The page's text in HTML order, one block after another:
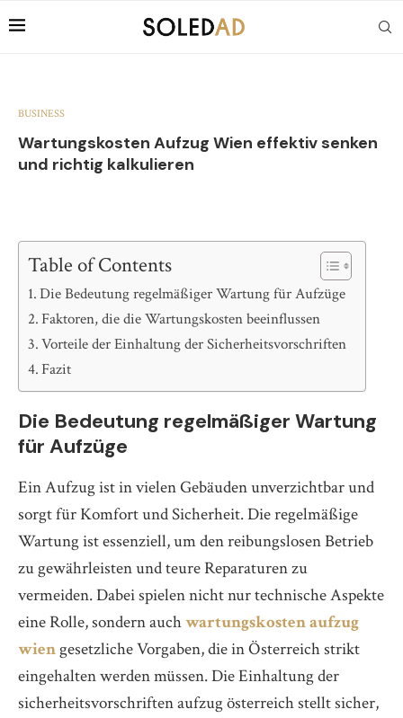
BUSINESS
Wartungskosten Aufzug Wien effektiv senken
und richtig kalkulieren
Table of Contents
Die Bedeutung regelmäßiger Wartung für Aufzüge
Faktoren, die die Wartungskosten beeinflussen
Vorteile der Einhaltung der Sicherheitsvorschriften
Fazit
Die Bedeutung regelmäßiger Wartung
für Aufzüge
Ein Aufzug ist in vielen Gebäuden unverzichtbar und
sorgt für Komfort und Sicherheit. Die regelmäßige
Wartung ist essenziell, um den reibungslosen Betrieb
zu gewährleisten und teure Reparaturen zu
vermeiden. Dabei spielen nicht nur technische Aspekte
eine Rolle, sondern auchwartungskosten aufzug
wiengesetzliche Vorgaben, die in Österreich strikt
eingehalten werden müssen. Die Einhaltung der
sicherheitsvorschriften aufzug österreich stellt sicher,